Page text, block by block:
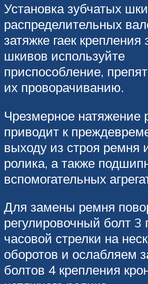
Установка зубчатых
распределительных
затяжке гаек крепления
шкивов используйте
приспособление,
их проворачиванию.
Чрезмерное натяжение
приводит к
выходу из строя ремня
ролика, а также
вспомогательных
Для замены ремня
регулировочный болт 3
часовой стрелки на
оборотов и ослабляем
болтов 4 крепления